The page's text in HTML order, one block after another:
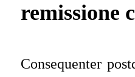
remissione
Consequenter